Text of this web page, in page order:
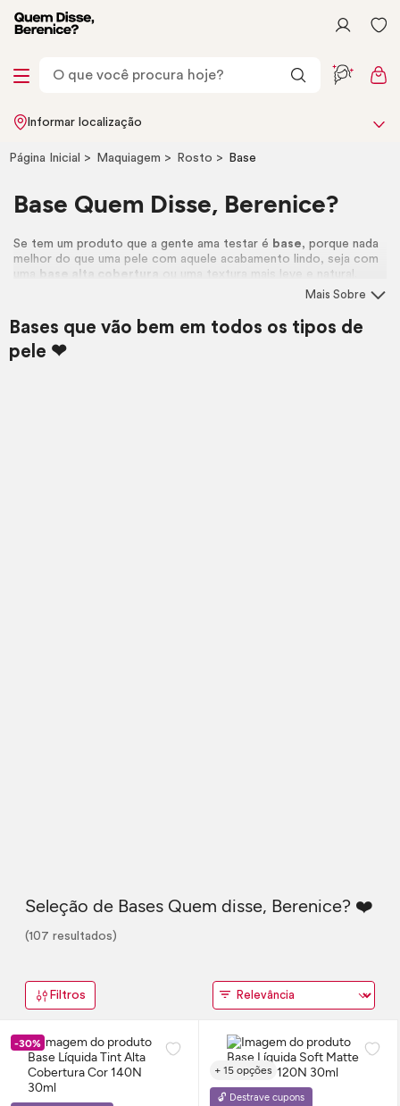
Informar localização
Página Inicial Maquiagem Rosto Base
Base Quem Disse, Berenice?
Se tem um produto que a gente ama testar é base, porque nada
melhor do que uma pele com aquele acabamento lindo, seja com
uma base alta cobertura
ou uma textura mais leve e natural.
Ainda em dúvida sobre qual base escolher? Faça o teste de tom
no nossoRecomendador de Make. <3
Mais Sobre
Bases que vão bem em todos os tipos de
pele ❤
Seleção de Bases Quem disse, Berenice? ❤️
(107 resultados)
Filtros
-30%
+ 15 opções
🔓 Destrave cupons